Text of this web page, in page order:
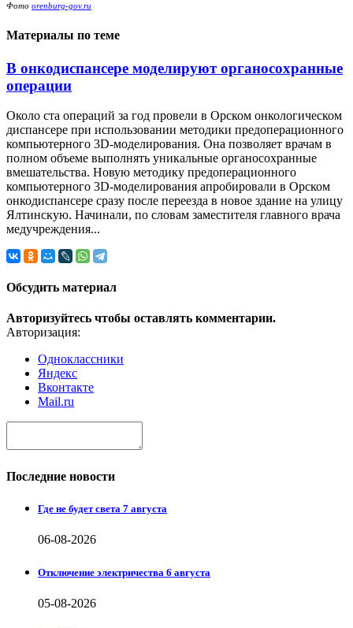
Фото orenburg-gov.ru
Материалы по теме
В онкодиспансере моделируют органосохранные
операции
Около ста операций за год провели в Орском онкологическом
диспансере при использовании методики предоперационного
компьютерного 3D-моделирования. Она позволяет врачам в
полном объеме выполнять уникальные органосохранные
вмешательства. Новую методику предоперационного
компьютерного 3D-моделирования апробировали в Орском
онкодиспансере сразу после переезда в новое здание на улицу
Ялтинскую. Начинали, по словам заместителя главного врача
медучреждения...
Обсудить материал
Авторизуйтесь чтобы оставлять комментарии.
Авторизация:
Одноклассники
Яндекс
Вконтакте
Mail.ru
Последние новости
Где не будет света 7 августа
06-08-2026
Отключение электричества 6 августа
05-08-2026